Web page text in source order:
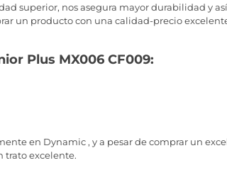
superior, nos asegura mayor durabilidad y
un producto con una calidad-precio
Plus MX006 CF009:
en Dynamic , y a pesar de comprar un
trato excelente.